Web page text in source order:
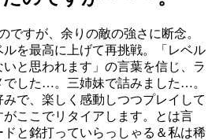
ですが、余りの敵の強さに断念。
を最高に上げて再挑戦。「レベル
と思われます」の言葉を信じ、ラ
した…。三姉妹で詰みました…。
で、楽しく感動しつつプレイして
ここでリタイアします。とは言
ドと銘打っていらっしゃる＆私は稀